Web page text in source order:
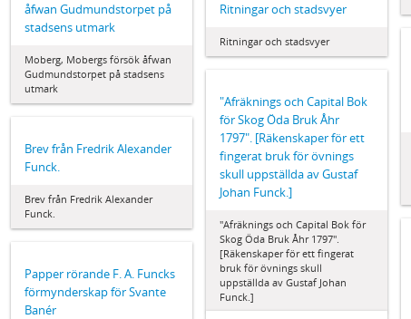
åfwan Gudmundstorpet på
stadsens utmark
Moberg, Mobergs försök åfwan
Gudmundstorpet på stadsens
utmark
Ritningar och stadsvyer
Ritningar och stadsvyer
"Afräknings och Capital Bok
för Skog Öda Bruk Åhr
1797". [Räkenskaper för ett
fingerat bruk för övnings
skull uppställda av Gustaf
Johan Funck.]
"Afräknings och Capital Bok för
Skog Öda Bruk Åhr 1797".
[Räkenskaper för ett fingerat
bruk för övnings skull
uppställda av Gustaf Johan
Funck.]
Brev från Fredrik Alexander
Funck.
Brev från Fredrik Alexander
Funck.
Papper rörande F. A. Funcks
förmynderskap för Svante
Banér